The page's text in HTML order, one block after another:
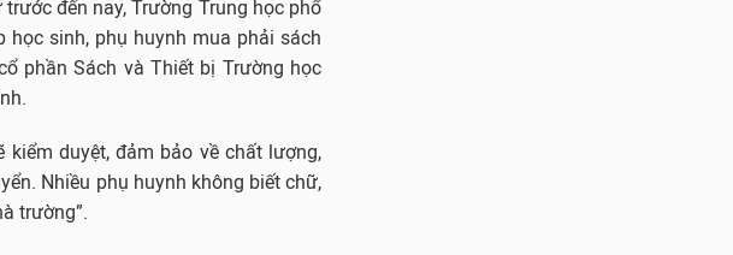
trước đến nay, Trường Trung học phổ
sinh, phụ huynh mua phải sách
phần Sách và Thiết bị Trường học
duyệt, đảm bảo về chất lượng,
Nhiều phụ huynh không biết chữ,
trường”.